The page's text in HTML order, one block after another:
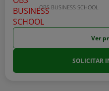
OBS BUSINESS SCHOOL
Ver
SOLICITAR